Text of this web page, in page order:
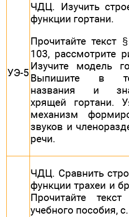
УЭ-5
ЧДЦ. Изучить
функции гортани.
Прочитайте текст
103, рассмотрите
Изучите модель
Выпишите в
названия и
хрящей гортани.
механизм
звуков и
речи.
ЧДЦ. Сравнить
функции трахеи и
Прочитайте
учебного пособия,